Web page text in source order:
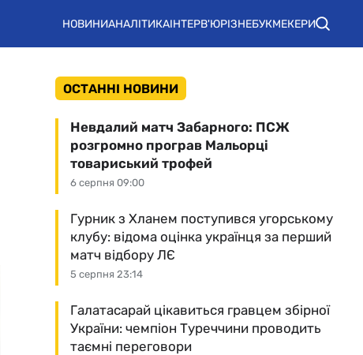
НОВИНИАНАЛІТИКАІНТЕРВ'ЮРІЗНЕБУКМЕКЕРИ
ОСТАННІ НОВИНИ
6 серпня 09:00
Невдалий матч Забарного: ПСЖ
розгромно програв Мальорці
товариський трофей
5 серпня 23:14
Гурник з Хланем поступився угорському
клубу: відома оцінка українця за перший
матч відбору ЛЄ
Галатасарай цікавиться гравцем збірної
України: чемпіон Туреччини проводить
таємні переговори